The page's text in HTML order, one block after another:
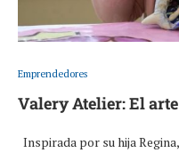
Emprendedores
Valery Atelier: El
Inspirada por su hija